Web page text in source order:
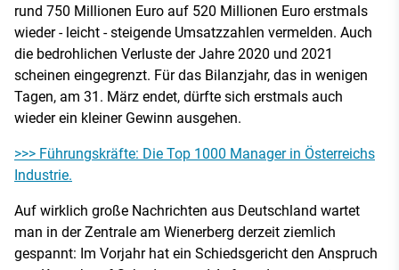
rund 750 Millionen Euro auf 520 Millionen Euro erstmals
wieder - leicht - steigende Umsatzzahlen vermelden. Auch
die bedrohlichen Verluste der Jahre 2020 und 2021
scheinen eingegrenzt. Für das Bilanzjahr, das in wenigen
Tagen, am 31. März endet, dürfte sich erstmals auch
wieder ein kleiner Gewinn ausgehen.
>>> Führungskräfte: Die Top 1000 Manager in Österreichs
Industrie.
Auf wirklich große Nachrichten aus Deutschland wartet
man in der Zentrale am Wienerberg derzeit ziemlich
gespannt: Im Vorjahr hat ein Schiedsgericht den Anspruch